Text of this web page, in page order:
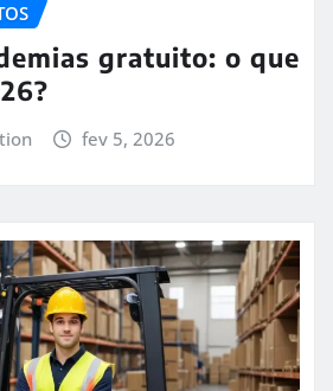
gratuito: o que
fev 5, 2026